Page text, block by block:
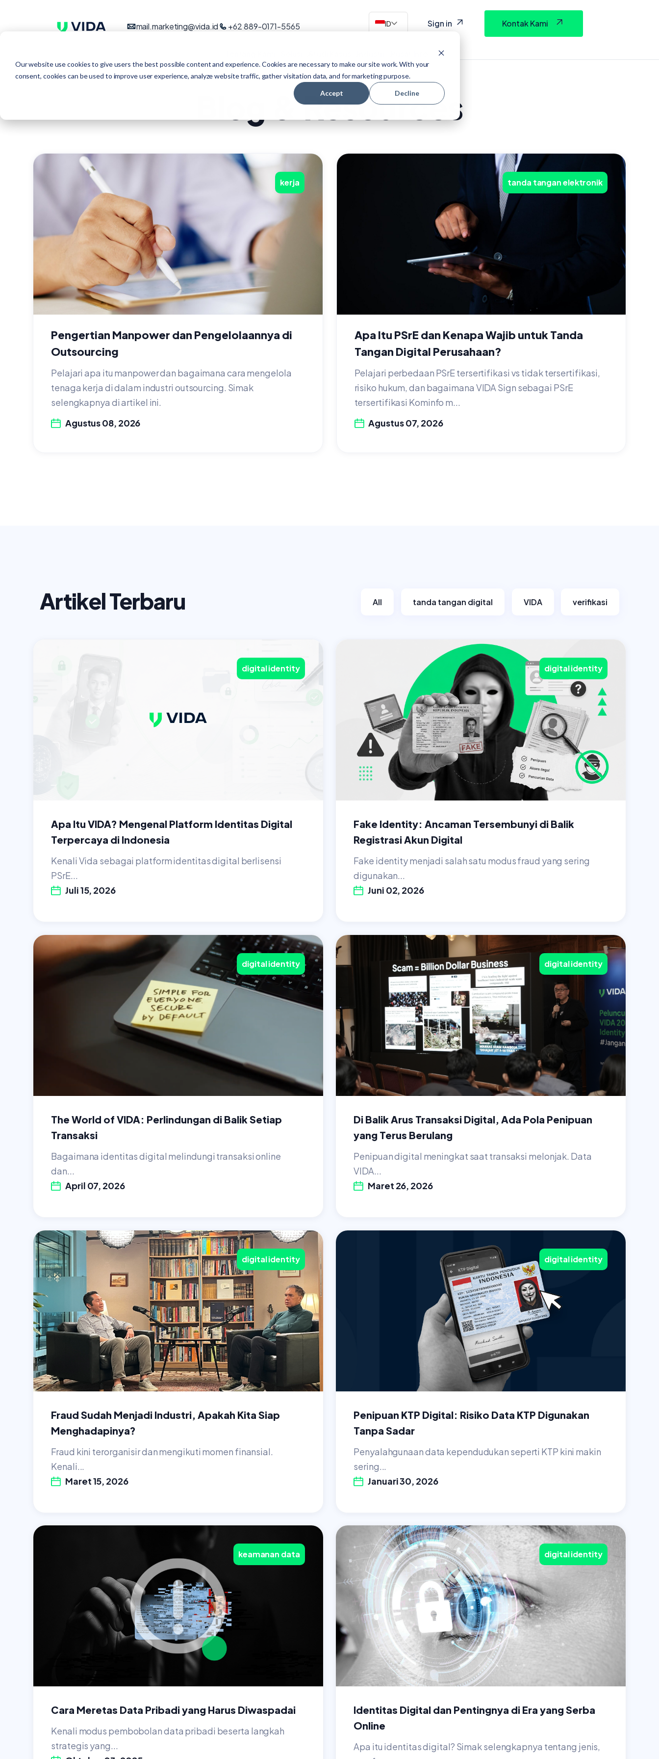
Our website use cookies to give users the best possible content and experience. Cookies are necessary to make our site work. With your
consent, cookies can be used to improve user experience, analyze website traffic, gather visitation data, and for marketing purpose.
Accept Decline
mail.marketing@vida.id +62 889-0171-5565 ID Sign in Kontak Kami
Blog & Resources
kerja
Pengertian Manpower dan Pengelolaannya di
Outsourcing
Pelajari apa itu manpower dan bagaimana cara mengelola
tenaga kerja di dalam industri outsourcing. Simak
selengkapnya di artikel ini.
Agustus 08, 2026
tanda tangan elektronik
Apa Itu PSrE dan Kenapa Wajib untuk Tanda
Tangan Digital Perusahaan?
Pelajari perbedaan PSrE tersertifikasi vs tidak tersertifikasi,
risiko hukum, dan bagaimana VIDA Sign sebagai PSrE
tersertifikasi Kominfo m...
Agustus 07, 2026
Artikel Terbaru All tanda tangan digital VIDA verifikasi
digital identity
Apa Itu VIDA? Mengenal Platform Identitas Digital
Terpercaya di Indonesia
Kenali Vida sebagai platform identitas digital berlisensi
PSrE...
Juli 15, 2026
digital identity
Fake Identity: Ancaman Tersembunyi di Balik
Registrasi Akun Digital
Fake identity menjadi salah satu modus fraud yang sering
digunakan...
Juni 02, 2026
digital identity
The World of VIDA: Perlindungan di Balik Setiap
Transaksi
Bagaimana identitas digital melindungi transaksi online
dan...
April 07, 2026
digital identity
Di Balik Arus Transaksi Digital, Ada Pola Penipuan
yang Terus Berulang
Penipuan digital meningkat saat transaksi melonjak. Data
VIDA...
Maret 26, 2026
digital identity
Fraud Sudah Menjadi Industri, Apakah Kita Siap
Menghadapinya?
Fraud kini terorganisir dan mengikuti momen finansial.
Kenali...
Maret 15, 2026
digital identity
Penipuan KTP Digital: Risiko Data KTP Digunakan
Tanpa Sadar
Penyalahgunaan data kependudukan seperti KTP kini makin
sering...
Januari 30, 2026
keamanan data
Cara Meretas Data Pribadi yang Harus Diwaspadai
Kenali modus pembobolan data pribadi beserta langkah
strategis yang...
digital identity
Identitas Digital dan Pentingnya di Era yang Serba
Online
Apa itu identitas digital? Simak selengkapnya tentang jenis,